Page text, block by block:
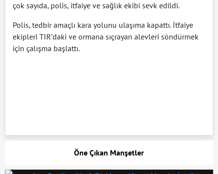
çok sayıda, polis, itfaiye ve sağlık ekibi sevk edildi.
Polis, tedbir amaçlı kara yolunu ulaşıma kapattı. İtfaiye
ekipleri TIR’daki ve ormana sıçrayan alevleri söndürmek
için çalışma başlattı.
Öne Çıkan Manşetler